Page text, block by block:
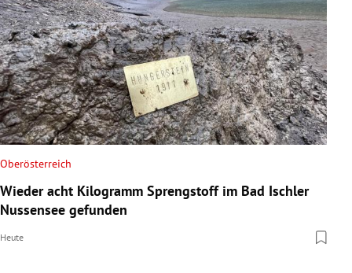
Oberösterreich
Wieder acht Kilogramm Sprengstoff im Bad Ischler
Nussensee gefunden
Heute